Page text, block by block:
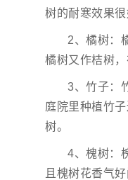
树的耐寒效果
2、橘树：
橘树又作桔树，
3、竹子：
庭院里种植竹
树。
4、槐树：
且槐树花香气